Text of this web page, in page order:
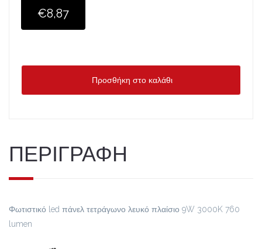
€8,87
Προσθήκη στο καλάθι
ΠΕΡΙΓΡΑΦΗ
Φωτιστικό led πάνελ τετράγωνο λευκό πλαίσιο 9W 3000K 760
lumen